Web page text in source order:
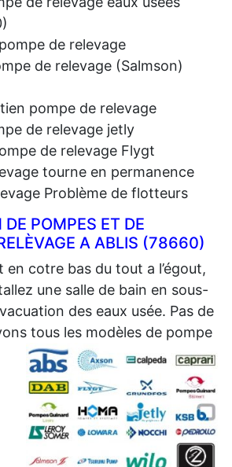
de relevage
de relevage (Salmson)
pompe de relevage
de relevage jetly
de relevage Flygt
tourne en permanence
Problème de flotteurs
POMPES ET DE
A ABLIS (78660)
en cotre bas du tout a l’égout,
une salle de bain en sous-
des eaux usée. Pas de
tous les modèles de pompe